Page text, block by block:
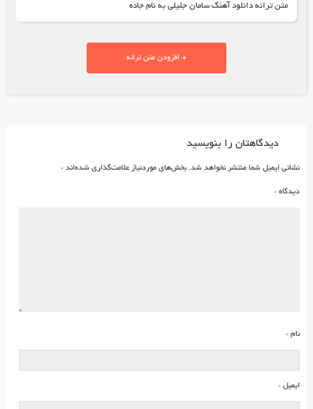
متن ترانه دانلود آهنگ سامان جلیلی به نام جاده
+ افزودن متن ترانه
دیدگاهتان را بنویسید
نشانی ایمیل شما منتشر نخواهد شد. بخش‌های موردنیاز علامت‌گذاری شده‌اند *
دیدگاه *
نام *
ایمیل *